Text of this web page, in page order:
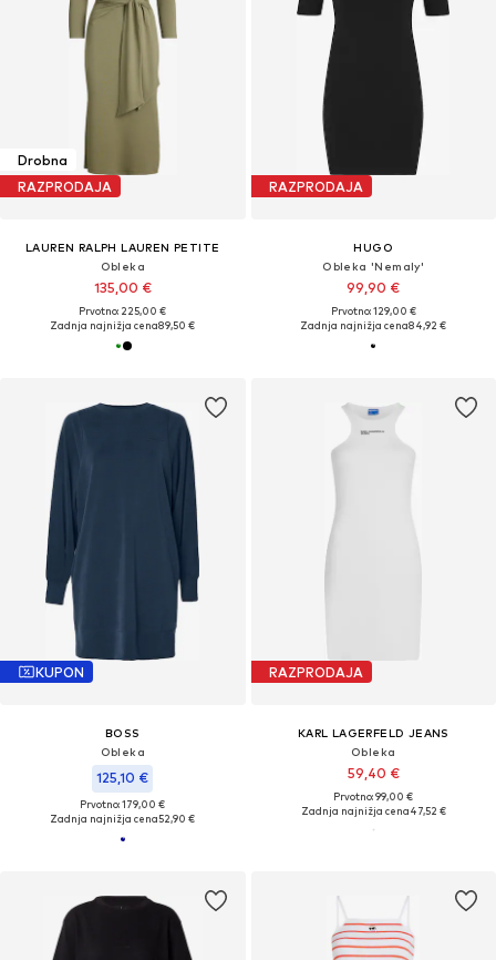
Drobna
RAZPRODAJA
LAUREN RALPH LAUREN PETITE
Obleka
135,00 €
Prvotno: 225,00 €
Zadnja najnižja cena89,50 €
RAZPRODAJA
HUGO
Obleka 'Nemaly'
99,90 €
Prvotno: 129,00 €
Zadnja najnižja cena84,92 €
KUPON
BOSS
Obleka
125,10 €
Prvotno: 179,00 €
Zadnja najnižja cena52,90 €
RAZPRODAJA
KARL LAGERFELD JEANS
Obleka
59,40 €
Prvotno: 99,00 €
Zadnja najnižja cena47,52 €